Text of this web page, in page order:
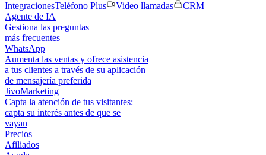
IntegracionesTeléfono Plus Video llamadas
CRM
Agente de IA
Gestiona las preguntas
más frecuentes
WhatsApp
Aumenta las ventas y ofrece asistencia
a tus clientes a través de su aplicación
de mensajería preferida
JivoMarketing
Capta la atención de tus visitantes:
capta su interés antes de que se
vayan
Precios
Afiliados